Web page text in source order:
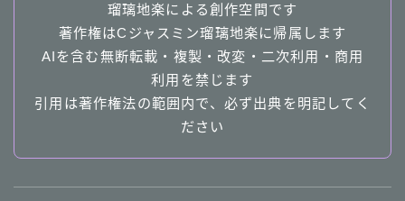
瑠璃地楽による創作空間です
著作権はCジャスミン瑠璃地楽に帰属します
AIを含む無断転載・複製・改変・二次利用・商用
利用を禁じます
引用は著作権法の範囲内で、必ず出典を明記してく
ださい